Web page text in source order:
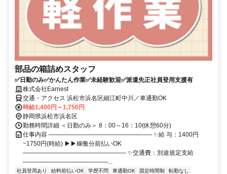
部品の箱詰めスタッフ
✅日勤のみ✅かんたん作業✅未経験歓迎✅派遣先正社員登用支援有
株式会社Earnest
交通・アクセス 浜松市浜名区細江町中川／車通勤OK
時給1,400円～1,750円
静岡県浜松市浜名区
勤務時間詳細 ＜日勤のみ＞ 8：00～16：10(休憩60分)
仕事内容 ――――――――――――――――― ✨給 与：1400円
~1750円(時給) ▶▶稼働分前払いOK
――――――――――――――――― ✨交通費：別途規定支給
――――――――――――――...
社員登用あり 給料前払いOK 学歴不問 車通勤OK 固定時間制
転勤なし